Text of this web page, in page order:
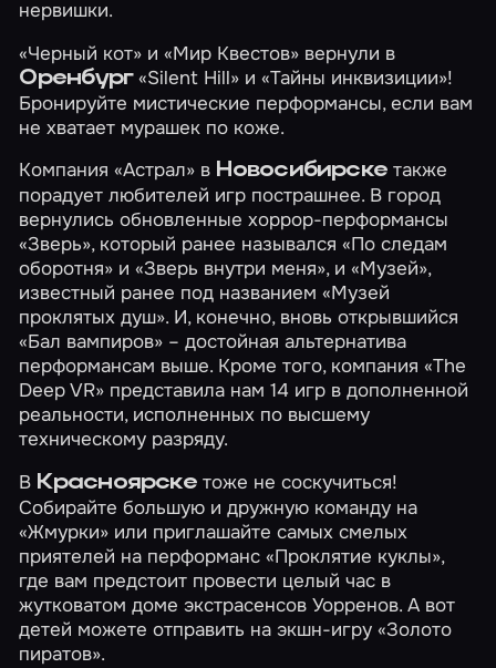
нервишки.
«Черный кот» и «Мир Квестов» вернули в
Оренбург «Silent Hill» и«Тайны инквизиции»!
Бронируйте мистические перформансы, если вам
не хватает мурашек по коже.
Компания «Астрал» в Новосибирске также
порадует любителей игр пострашнее. В город
вернулись обновленные хоррор-перформансы
«Зверь», который ранее назывался «По следам
оборотня» и «Зверь внутри меня», и«Музей»,
известный ранее под названием «Музей
проклятых душ». И, конечно, вновь открывшийся
«Бал вампиров» – достойная альтернатива
перформансам выше. Кроме того, компания«The
Deep VR» представила нам 14 игр в дополненной
реальности, исполненных по высшему
техническому разряду.
В Красноярскетоже не соскучиться!
Собирайте большую и дружную команду на
«Жмурки» или приглашайте самых смелых
приятелей на перформанс«Проклятие куклы»,
где вам предстоит провести целый час в
жутковатом доме экстрасенсов Уорренов. А вот
детей можете отправить на экшн-игру«Золото
пиратов».